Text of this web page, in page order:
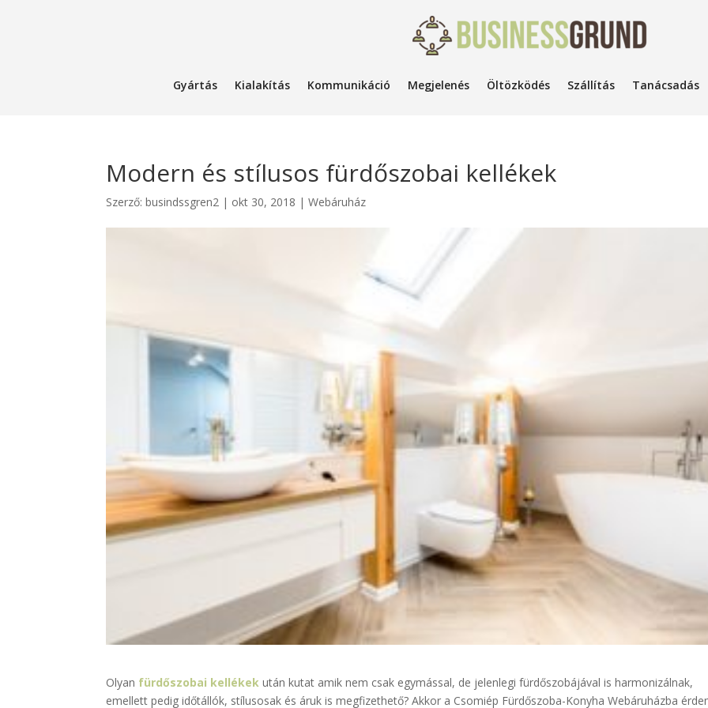
Gyártás Kialakítás Kommunikáció Megjelenés Öltözködés Szállítás Tanácsadás
Modern és stílusos fürdőszobai kellékek
Szerző:busindssgren2 | okt 30, 2018 |Webáruház
Olyan fürdőszobai kellékek után kutat amik nem csak egymással, de jelenlegi fürdőszobájával is harmonizálnak,
emellett pedig időtállók, stílusosak és áruk is megfizethető? Akkor a Csomiép Fürdőszoba-Konyha Webáruházba